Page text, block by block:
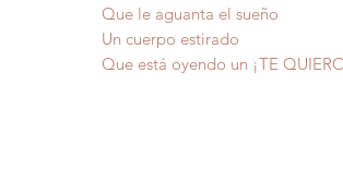
Que le aguanta el sueño
Un cuerpo
Que está oyendo un ¡TE